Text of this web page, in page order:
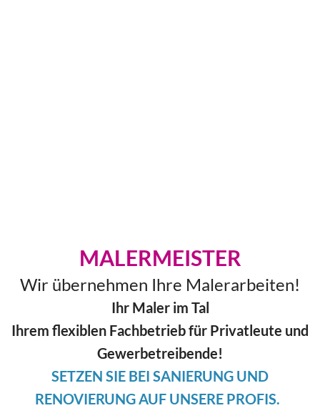
MALERMEISTER
Wir übernehmen Ihre Malerarbeiten!
Ihr Maler im Tal
Ihrem flexiblen Fachbetrieb für Privatleute und
Gewerbetreibende!
SETZEN SIE BEI SANIERUNG UND
RENOVIERUNG AUF UNSERE PROFIS.